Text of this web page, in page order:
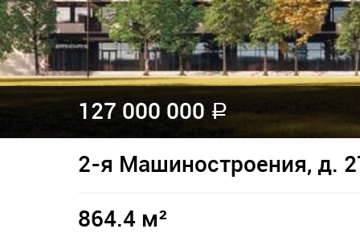
127 000 000 a
2-я Машиностроения, д.
864.4 м²